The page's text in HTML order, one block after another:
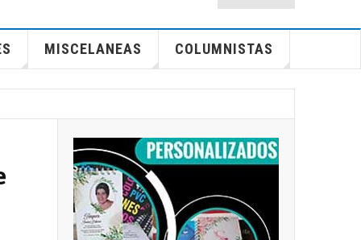
MISCELANEAS COLUMNISTAS